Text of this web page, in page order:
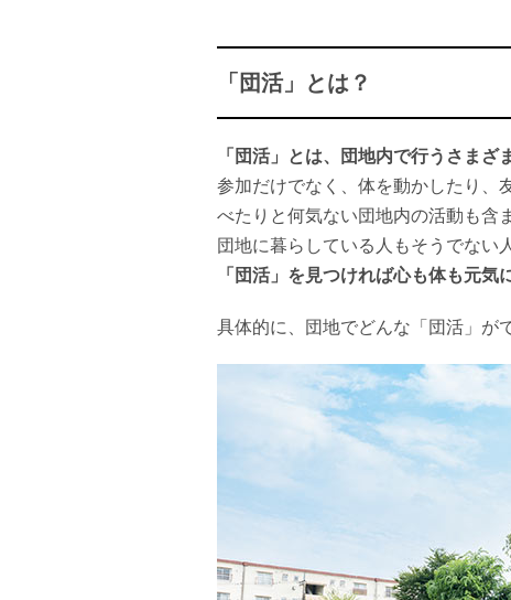
「団活」とは？
「団活」とは、団地内で行うさまざ
参加だけでなく、体を動かしたり、
べたりと何気ない団地内の活動も含
団地に暮らしている人もそうでない
「団活」を見つければ心も体も元気
具体的に、団地でどんな「団活」が